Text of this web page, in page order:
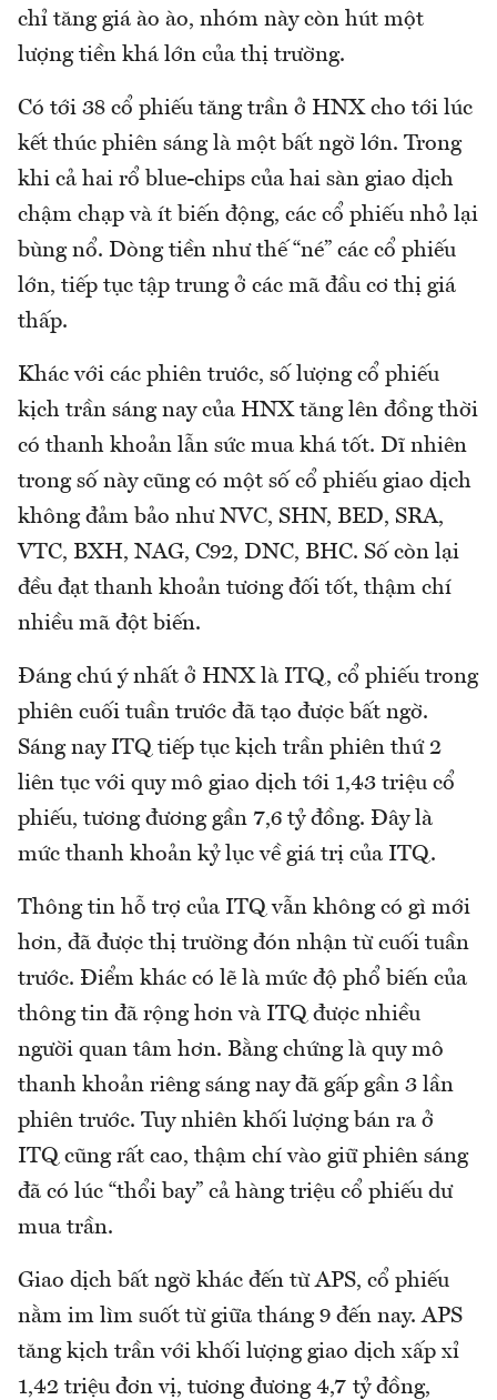
chỉ tăng giá ào ào, nhóm này còn hút một
lượng tiền khá lớn của thị trường.
Có tới 38 cổ phiếu tăng trần ở HNX cho tới lúc
kết thúc phiên sáng là một bất ngờ lớn. Trong
khi cả hai rổ blue-chips của hai sàn giao dịch
chậm chạp và ít biến động, các cổ phiếu nhỏ lại
bùng nổ. Dòng tiền như thế “né” các cổ phiếu
lớn, tiếp tục tập trung ở các mã đầu cơ thị giá
thấp.
Khác với các phiên trước, số lượng cổ phiếu
kịch trần sáng nay của HNX tăng lên đồng thời
có thanh khoản lẫn sức mua khá tốt. Dĩ nhiên
trong số này cũng có một số cổ phiếu giao dịch
không đảm bảo như NVC, SHN, BED, SRA,
VTC, BXH, NAG, C92, DNC, BHC. Số còn lại
đều đạt thanh khoản tương đối tốt, thậm chí
nhiều mã đột biến.
Đáng chú ý nhất ở HNX là ITQ, cổ phiếu trong
phiên cuối tuần trước đã tạo được bất ngờ.
Sáng nay ITQ tiếp tục kịch trần phiên thứ 2
liên tục với quy mô giao dịch tới 1,43 triệu cổ
phiếu, tương đương gần 7,6 tỷ đồng. Đây là
mức thanh khoản kỷ lục về giá trị của ITQ.
Thông tin hỗ trợ của ITQ vẫn không có gì mới
hơn, đã được thị trường đón nhận từ cuối tuần
trước. Điểm khác có lẽ là mức độ phổ biến của
thông tin đã rộng hơn và ITQ được nhiều
người quan tâm hơn. Bằng chứng là quy mô
thanh khoản riêng sáng nay đã gấp gần 3 lần
phiên trước. Tuy nhiên khối lượng bán ra ở
ITQ cũng rất cao, thậm chí vào giữ phiên sáng
đã có lúc “thổi bay” cả hàng triệu cổ phiếu dư
mua trần.
Giao dịch bất ngờ khác đến từ APS, cổ phiếu
nằm im lìm suốt từ giữa tháng 9 đến nay. APS
tăng kịch trần với khối lượng giao dịch xấp xỉ
1,42 triệu đơn vị, tương đương 4,7 tỷ đồng,